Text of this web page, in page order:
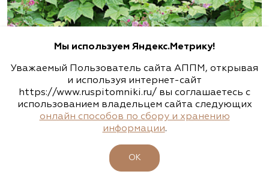
Мы используем Яндекс.Метрику!
Уважаемый Пользователь сайта АППМ, открывая
и используя интернет-сайт
https://www.ruspitomniki.ru/ вы соглашаетесь с
использованием владельцем сайта следующих
онлайн способов по сбору и хранению
информации.
ОК